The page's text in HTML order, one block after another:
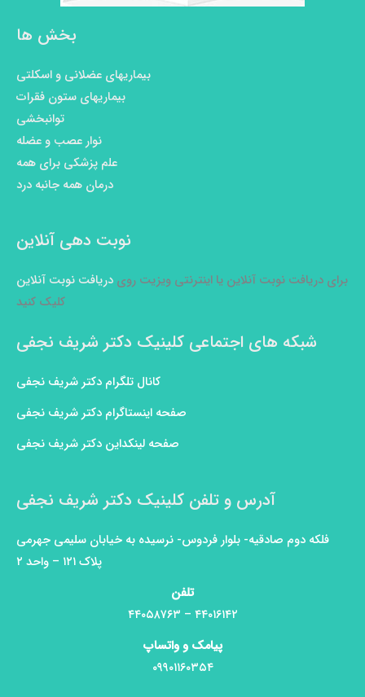
بخش ها
بیماریهای عضلانی و اسکلتی
بیماریهای ستون فقرات
توانبخشی
نوار عصب و عضله
علم پزشکی برای همه
درمان همه جانبه درد
نوبت دهی آنلاین
برای دریافت نوبت آنلاین یا اینترنتی ویزیت روی دریافت نوبت آنلاین
کلیک کنید
شبکه های اجتماعی کلینیک دکتر شریف نجفی
کانال تلگرام دکتر شریف نجفی
صفحه اینستاگرام دکتر شریف نجفی
صفحه لینکداین دکتر شریف نجفی
آدرس و تلفن کلینیک دکتر شریف نجفی
فلکه دوم صادقیه- بلوار فردوس- نرسیده به خیابان سلیمی جهرمی
پلاک ۱۲۱ – واحد ۲
تلفن
۴۴۰۱۶۱۴۲ – ۴۴۰۵۸۷۶۳
پیامک و واتساپ
۰۹۹۰۱۱۶۰۳۵۴